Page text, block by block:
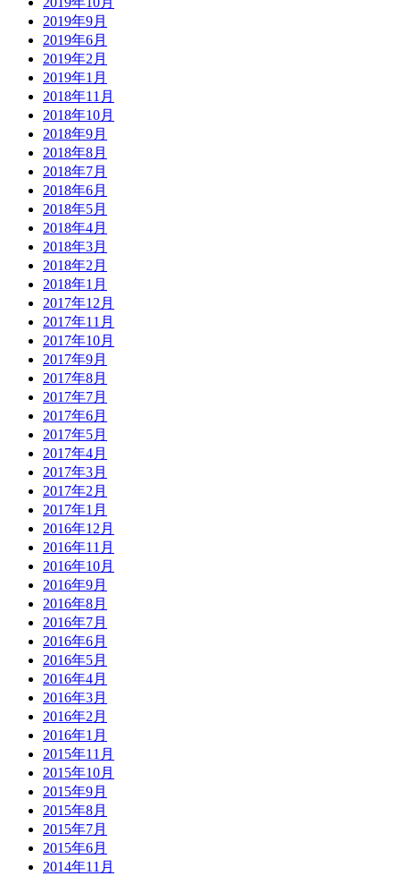
2019年9月
2019年6月
2019年2月
2019年1月
2018年11月
2018年10月
2018年9月
2018年8月
2018年7月
2018年6月
2018年5月
2018年4月
2018年3月
2018年2月
2018年1月
2017年12月
2017年11月
2017年10月
2017年9月
2017年8月
2017年7月
2017年6月
2017年5月
2017年4月
2017年3月
2017年2月
2017年1月
2016年12月
2016年11月
2016年10月
2016年9月
2016年8月
2016年7月
2016年6月
2016年5月
2016年4月
2016年3月
2016年2月
2016年1月
2015年11月
2015年10月
2015年9月
2015年8月
2015年7月
2015年6月
2014年11月